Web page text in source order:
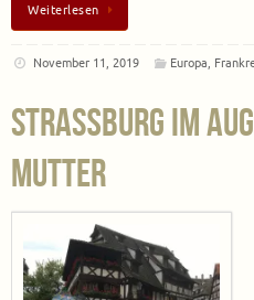
Weiterlesen
November 11, 2019 Europa
Straßburg im
Mutter